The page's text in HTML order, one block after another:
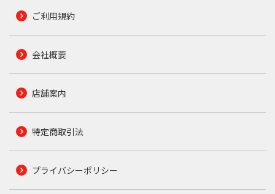
ご利用規約
会社概要
店舗案内
特定商取引法
プライバシーポリシー